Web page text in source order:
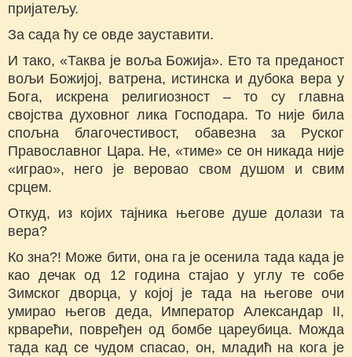
пријатељу.
За сада ћу се овде зауставити.
И тако, «Таква је воља Божија». Ето та преданост
вољи Божијој, ватрена, истинска и дубока вера у
Бога, искрена религиозност – то су главна
својства духовног лика Господара. То није била
спољна благочестивост, обавезна за Руског
Православног Цара. Не, «тиме» се он никада није
«играо», него је веровао свом душом и свим
срцем.
Откуд, из којих тајника његове душе долази та
вера?
Ко зна?! Може бити, она га је осенила тада када је
као дечак од 12 година стајао у углу те собе
Зимског дворца, у којој је тада на његове очи
умирао његов деда, Император Александар II,
крварећи, повређен од бомбе цареубица. Можда
тада кад се чудом спасао, он, младић на кога је